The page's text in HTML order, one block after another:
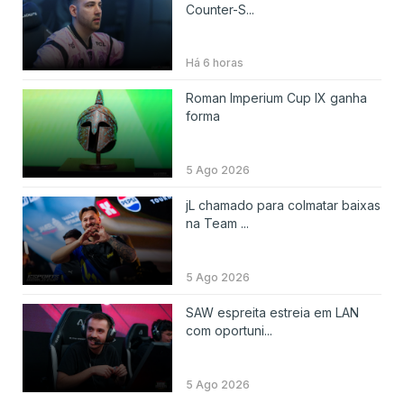
Counter-S...
Há 6 horas
Roman Imperium Cup IX ganha
forma
5 Ago 2026
jL chamado para colmatar baixas
na Team ...
5 Ago 2026
SAW espreita estreia em LAN
com oportuni...
5 Ago 2026